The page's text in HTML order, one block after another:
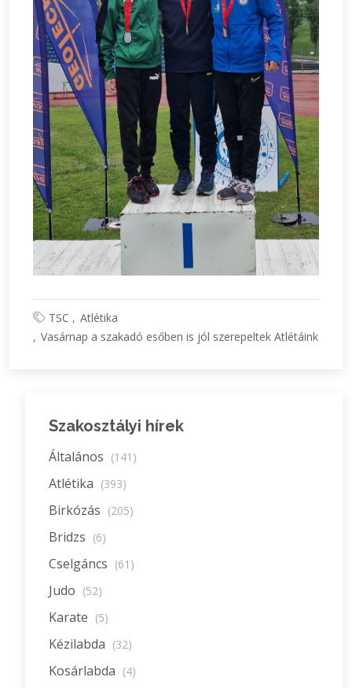
TSC
Atlétika
Vasárnap a szakadó esőben is jól szerepeltek Atlétáink
Szakosztályi hírek
Általános (141)
Atlétika (393)
Birkózás (205)
Bridzs (6)
Cselgáncs (61)
Judo (52)
Karate (5)
Kézilabda (32)
Kosárlabda (4)